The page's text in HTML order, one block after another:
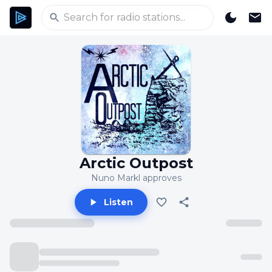
Arctic Outpost
Nuno Markl approves
Listen